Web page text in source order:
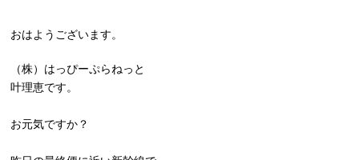
おはようございます。
（株）はっぴーぷらねっと
叶理恵です。
お元気ですか？